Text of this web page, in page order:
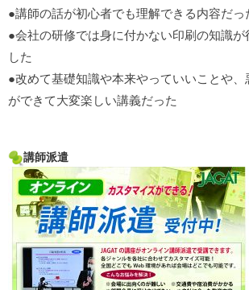
●講師の話が初心者でも理解できる内容だっ
●会社の研修では身に付かない印刷の知識が
した
●改めて基礎知識や本来やっていいことや、
ができて大変楽しい講義だった
講師派遣